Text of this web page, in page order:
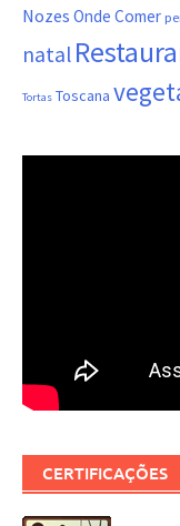
Nozes Onde Comer
natal
Tortas Toscana
CERTIFICAÇÕES